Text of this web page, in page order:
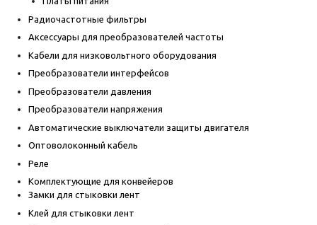
Радиочастотные фильтры
Аксессуары для преобразователей частоты
Кабели для низковольтного оборудования
Преобразователи интерфейсов
Преобразователи давления
Преобразователи напряжения
Автоматические выключатели защиты двигателя
Оптоволоконный кабель
Реле
Комплектующие для конвейеров
Замки для стыковки лент
Клей для стыковки лент